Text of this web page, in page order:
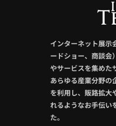
インターネット展示
ードショー、商談会
やサービスを集めた
あらゆる産業分野の
を利用し、販路拡大
れるようなお手伝い
た。